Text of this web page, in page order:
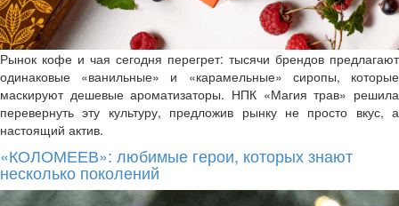
Рынок кофе и чая сегодня перегрет: тысячи брендов предлагают
одинаковые «ванильные» и «карамельные» сиропы, которые
маскируют дешевые ароматизаторы. НПК «Магия трав» решила
перевернуть эту культуру, предложив рынку не просто вкус, а
настоящий актив.
«КОЛОМЕЕВ»: любимые герои, которых знают
несколько поколений